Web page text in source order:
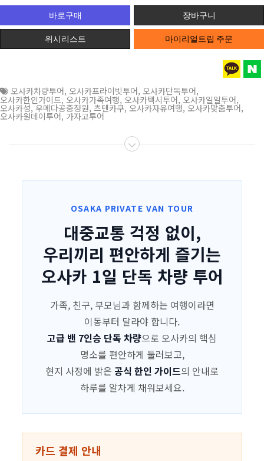
위시리스트 마이리얼트립 주문
오사카차량투어, 오사카프라이빗투어, 오사카단독투어,
오사카한인가이드, 오사카가족여행, 오사카택시투어, 오사카일일투어,
오사카성,우메다공중정원, 츠텐카쿠, 오사카자유여행, 오사카맞춤투어,
오사카원데이투어, 가자고투어
OSAKA PRIVATE VAN TOUR
대중교통 걱정 없이,
우리끼리 편안하게 즐기는
오사카 1일 단독 차량 투어
가족, 친구, 부모님과 함께하는 여행이라면
이동부터 달라야 합니다.
고급 밴 7인승 단독 차량으로 오사카의 핵심
명소를 편안하게 둘러보고,
현지 사정에 밝은 공식 한인 가이드의 안내로
하루를 알차게 채워보세요.
카드 결제 안내